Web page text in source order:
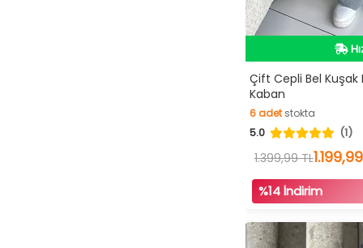
Çift Cepli Bel
Kaban
6adetstokta
6adetstokta
5.0 (1)
1.399,99 TL
%14 İndirim